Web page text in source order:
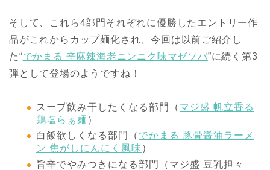
そして、これら4部門それぞれに優勝したエントリー作
品がこれからカップ麺化され、今回は以前ご紹介し
た“でかまる 辛麻辣海老ニンニク味マゼソバ”に続く第3
弾として登場のようですね！
スープ飲み干したくなる部門（ マジ盛 帆立香る
鶏塩らぁ麺 ）
白飯欲しくなる部門（ でかまる 豚骨醤油ラーメ
ン 焦がしにんにく風味 ）
旨辛でやみつきになる部門（マジ盛 豆乳担々